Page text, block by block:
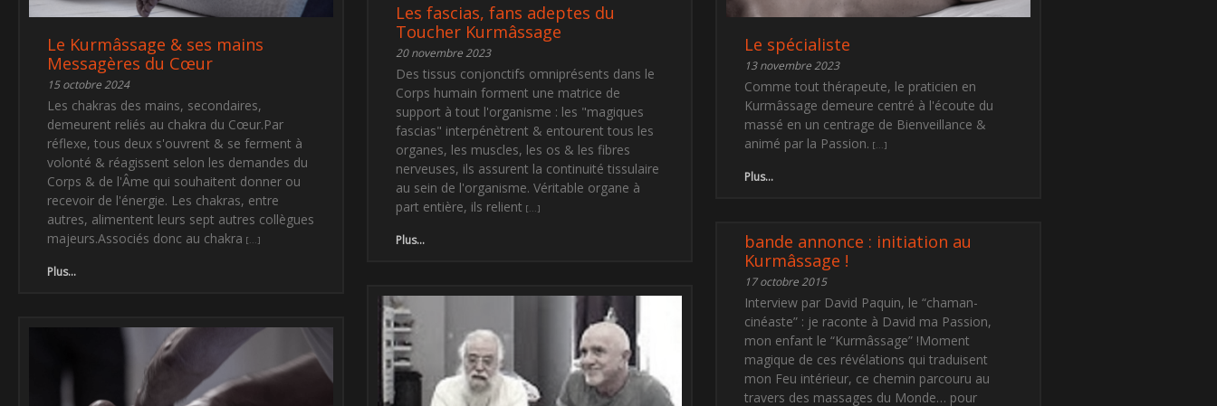
Le Kurmâssage & ses mains
Messagères du Cœur
15 octobre 2024
Les chakras des mains, secondaires,
demeurent reliés au chakra du Cœur.Par
réflexe, tous deux s'ouvrent & se ferment à
volonté & réagissent selon les demandes du
Corps & de l'Âme qui souhaitent donner ou
recevoir de l'énergie. Les chakras, entre
autres, alimentent leurs sept autres collègues
majeurs.Associés donc au chakra
Plus...
Les fascias, fans adeptes du
Toucher Kurmâssage
20 novembre 2023
Des tissus conjonctifs omniprésents dans le
Corps humain forment une matrice de
support à tout l'organisme : les "magiques
fascias" interpénètrent & entourent tous les
organes, les muscles, les os & les fibres
nerveuses, ils assurent la continuité tissulaire
au sein de l'organisme. Véritable organe à
part entière, ils relient
Plus...
Le spécialiste
13 novembre 2023
Comme tout thérapeute, le praticien en
Kurmâssage demeure centré à l'écoute du
massé en un centrage de Bienveillance &
animé par la Passion.
Plus...
bande annonce : initiation au
Kurmâssage !
17 octobre 2015
Interview par David Paquin, le “chaman-
cinéaste” : je raconte à David ma Passion,
mon enfant le “Kurmâssage” !Moment
magique de ces révélations qui traduisent
mon Feu intérieur, ce chemin parcouru au
travers des massages du Monde… pour